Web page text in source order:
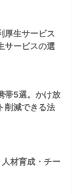
厚生サービス
サービスの選
帯5選。かけ放
削減できる法
材育成・チー